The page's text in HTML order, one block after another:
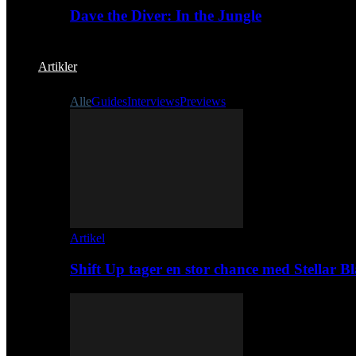
Dave the Diver: In the Jungle
Artikler
AlleGuidesInterviewsPreviews
Artikel
Shift Up tager en stor chance med Stellar